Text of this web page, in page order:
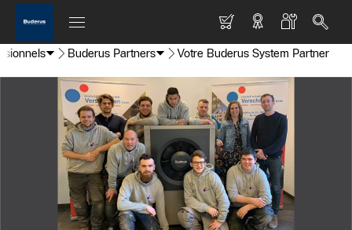
Buderus Partners Votre Buderus System Partner